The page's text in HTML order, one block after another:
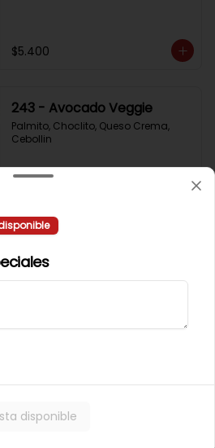
$5.400
243 - Avocado Veggie
Palmito, Choclito, Queso Crema,
Cebollin
244 - Hot Mushroom
Pimenton
Champiñon Tempura, Palta,
disponible